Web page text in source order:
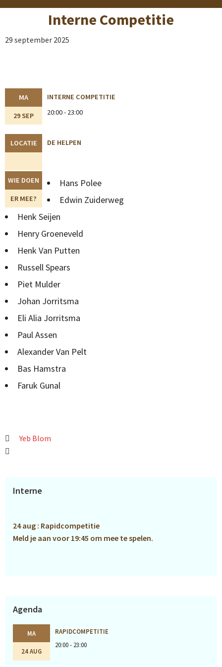
Interne Competitie
29 september 2025
MA
29 SEP
INTERNE COMPETITIE
20:00 - 23:00
LOCATIE DE HELPEN
WIE DOEN
ER MEE?
Hans Polee
Edwin Zuiderweg
Henk Seijen
Henry Groeneveld
Henk Van Putten
Russell Spears
Piet Mulder
Johan Jorritsma
Eli Alia Jorritsma
Paul Assen
Alexander Van Pelt
Bas Hamstra
Faruk Gunal
Yeb Blom
Primaire
Interne
24 aug : Rapidcompetitie
Meld je aan voor 19:45 om mee te spelen.
Agenda
MA
24 AUG
RAPIDCOMPETITIE
20:00 - 23:00